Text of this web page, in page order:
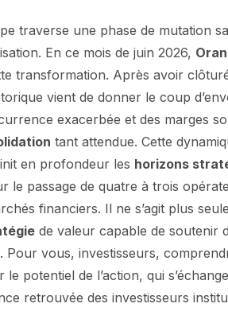
traverse une phase de mutation
En ce mois de juin 2026,
transformation. Après avoir
vient de donner le coup
exacerbée et des marges
tant attendue. Cette
en profondeur les horizons
le passage de quatre à trois
financiers. Il ne s’agit plus
de valeur capable de soutenir
Pour vous, investisseurs,
potentiel de l’action, qui s’échange
retrouvée des investisseurs